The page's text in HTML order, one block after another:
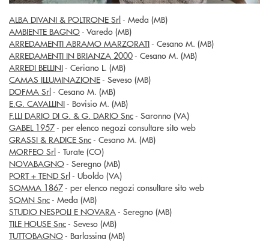
ALBA DIVANI & POLTRONE Srl- Meda (MB)
AMBIENTE BAGNO- Varedo (MB)
ARREDAMENTI ABRAMO MARZORATI- Cesano M. (MB)
ARREDAMENTI IN BRIANZA 2000- Cesano M. (MB)
ARREDI BELLINI- Ceriano L. (MB)
CAMAS ILLUMINAZIONE- Seveso (MB)
DOFMA Srl- Cesano M. (MB)
E.G. CAVALLINI- Bovisio M. (MB)
F.LLI DARIO DI G. & G. DARIO Snc- Saronno (VA)
GABEL 1957- per elenco negozi consultare sito web
GRASSI & RADICE Snc- Cesano M. (MB)
MORFEO Srl- Turate (CO)
NOVABAGNO- Seregno (MB)
PORT + TEND Srl- Uboldo (VA)
SOMMA 1867- per elenco negozi consultare sito web
SOMN Snc- Meda (MB)
STUDIO NESPOLI E NOVARA- Seregno (MB)
TILE HOUSE Snc- Seveso (MB)
TUTTOBAGNO- Barlassina (MB)